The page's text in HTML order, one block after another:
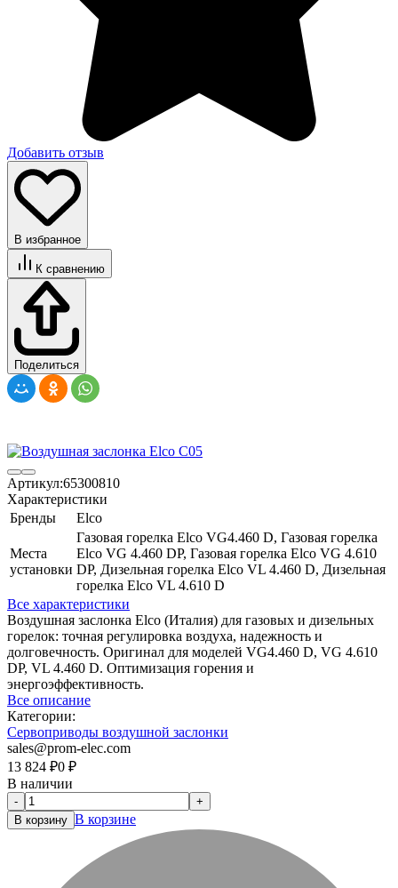
Добавить отзыв
В избранное
К сравнению
Поделиться
Артикул:65300810
Характеристики
Бренды
Elco
Места
установки
Газовая горелка Elco VG4.460 D, Газовая горелка
Elco VG 4.460 DP, Газовая горелка Elco VG 4.610
DP, Дизельная горелка Elco VL 4.460 D, Дизельная
горелка Elco VL 4.610 D
Все характеристики
Воздушная заслонка Elco (Италия) для газовых и дизельных
горелок: точная регулировка воздуха, надежность и
долговечность. Оригинал для моделей VG4.460 D, VG 4.610
DP, VL 4.460 D. Оптимизация горения и
энергоэффективность.
Все описание
Категории:
Сервоприводы воздушной заслонки
sales@prom-elec.com
13 824 ₽0 ₽
В наличии
-
+
В корзину В корзине